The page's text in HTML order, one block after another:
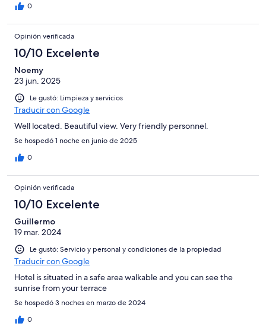
0
Opinión verificada
10/10 Excelente
Noemy
23 jun. 2025
Le gustó: Limpieza y servicios
Traducir con Google
Well located. Beautiful view. Very friendly personnel.
Se hospedó 1 noche en junio de 2025
0
Opinión verificada
10/10 Excelente
Guillermo
19 mar. 2024
Le gustó: Servicio y personal y condiciones de la propiedad
Traducir con Google
Hotel is situated in a safe area walkable and you can see the
sunrise from your terrace
Se hospedó 3 noches en marzo de 2024
0